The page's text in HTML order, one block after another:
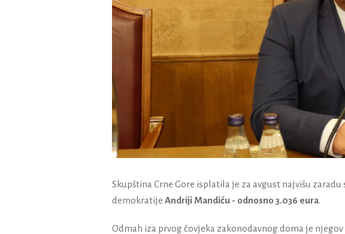
Skupština Crne Gore isplatila je za avgust najvišu
demokratije Andriji Mandiću - odnosno 3.036 eura.
Odmah iza prvog čovjeka zakonodavnog doma je